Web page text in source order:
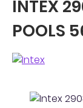
INTEX
POOLS
Bildergalerie